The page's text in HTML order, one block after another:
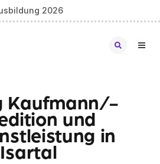
2026
Kaufmann/-
und
in